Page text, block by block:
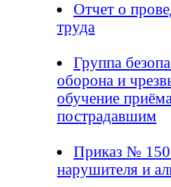
Отчет о
труда
Группа
оборона и
обучение
пострадавшим
Приказ № 150
нарушителя и